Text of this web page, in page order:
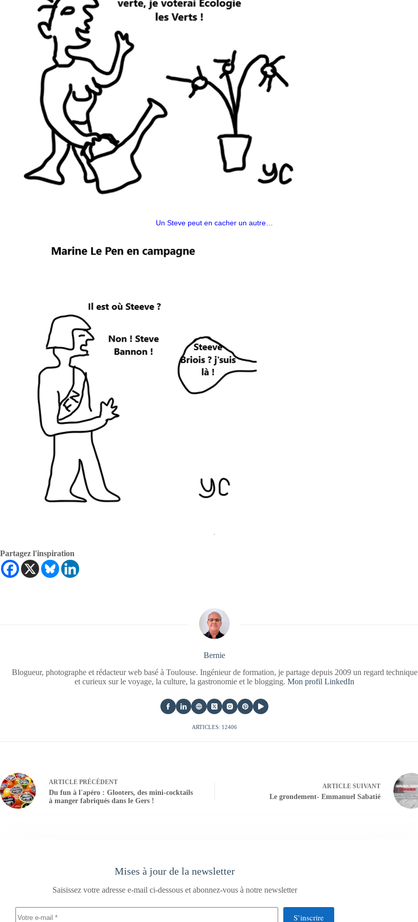
Un Steve peut en cacher un autre…
.
Partagez l'inspiration
Bernie
Blogueur, photographe et rédacteur web basé à Toulouse. Ingénieur de formation, je partage depuis 2009 un regard technique
et curieux sur le voyage, la culture, la gastronomie et le blogging.Mon profil LinkedIn
ARTICLES: 12406
ARTICLE PRÉCÉDENT
Du fun à l'apéro : Glooters, des mini-cocktails
à manger fabriqués dans le Gers !
ARTICLESUIVANT
Le grondement- Emmanuel Sabatié
Mises à jour de la newsletter
Saisissez votre adresse e-mail ci-dessous et abonnez-vous à notre newsletter
S’inscrire